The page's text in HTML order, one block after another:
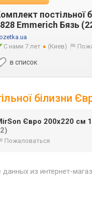
постільної
Emmerich Бязь
С нами 7 лет
(Киев)
в список
білизни
Євро 200x220 см
Пожаловаться
из интернет-